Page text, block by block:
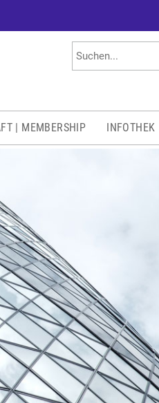
| MEMBERSHIP INFOTHEK